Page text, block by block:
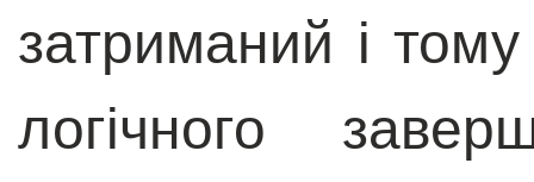
затриманий і
логічного